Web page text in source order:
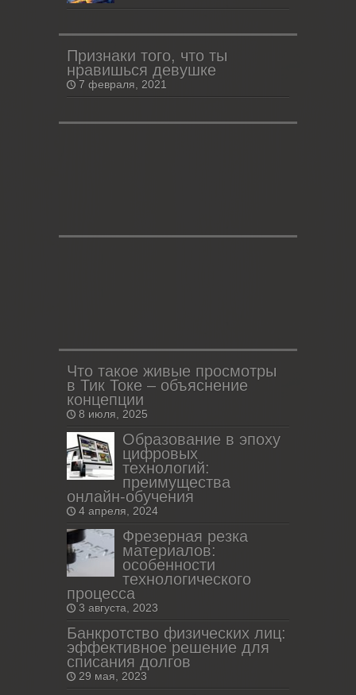
Признаки того, что ты
нравишься девушке
7 февраля, 2021
Что такое живые просмотры
в Тик Токе – объяснение
концепции
8 июля, 2025
Образование в эпоху
цифровых
технологий:
преимущества
онлайн-обучения
4 апреля, 2024
Фрезерная резка
материалов:
особенности
технологического
процесса
3 августа, 2023
Банкротство физических лиц:
эффективное решение для
списания долгов
29 мая, 2023